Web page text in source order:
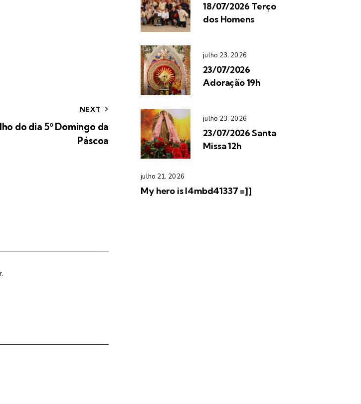
NEXT
do dia 5º Domingo da
Páscoa
18/07/2026 Terço
dos Homens
julho 23, 2026
23/07/2026
Adoração 19h
julho 23, 2026
23/07/2026 Santa
Missa 12h
julho 21, 2026
My hero is l4mbd41337 =]]